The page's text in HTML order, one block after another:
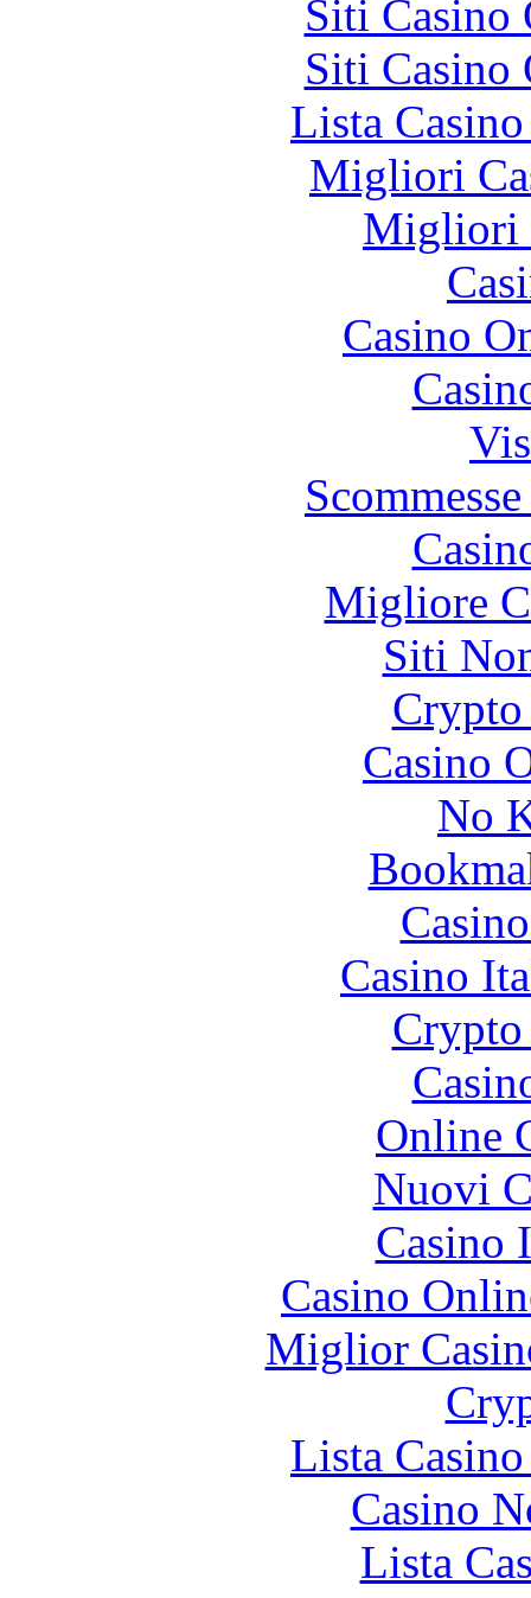
Siti Casino
Siti Casino
Lista
Migliori
Migliori
Casino
Migliore
Siti
Casino
No
Casino
Online
Nuovi
Casino
Casino
Miglior
Lista
Casino
Lista